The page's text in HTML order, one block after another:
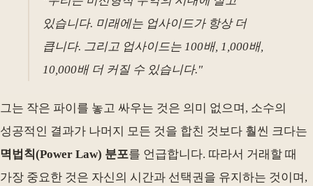
있습니다. 미래에는 업사이드가 항상 더
큽니다. 그리고 업사이드는 100배, 1,000배,
10,000배 더 커질 수 있습니다."
그는 작은 파이를 놓고 싸우는 것은 의미 없으며, 소수의
성공적인 결과가 나머지 모든 것을 합친 것보다 훨씬 크다는
멱법칙(Power Law) 분포를 언급합니다. 따라서 거래할 때
가장 중요한 것은 자신의 시간과 선택권을 유지하는 것이며,